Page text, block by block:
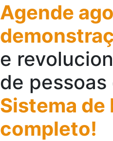
Agende
e
de pessoas
Sistema de
completo!